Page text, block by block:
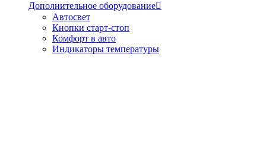
Дополнительное оборудование
Автосвет
Кнопки старт-стоп
Комфорт в авто
Индикаторы температуры